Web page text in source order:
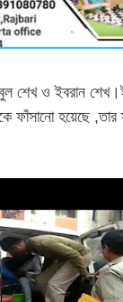
শেখ ও ইবরান শেখ।
ফাঁসানো হয়েছে